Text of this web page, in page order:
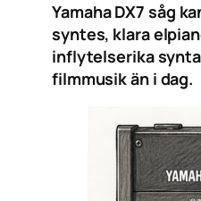
Yamaha DX7 såg
syntes, klara
inflytelserika
filmmusik än i dag.